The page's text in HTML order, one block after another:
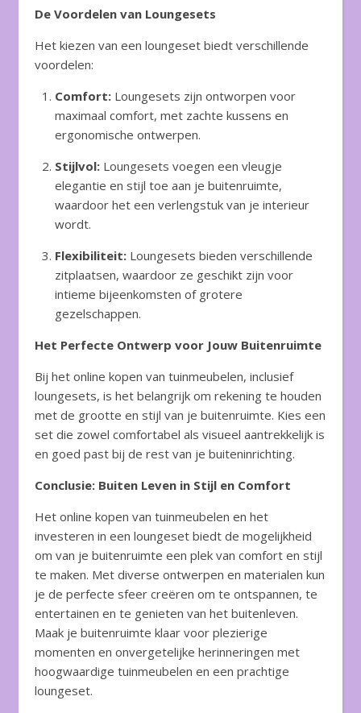
De Voordelen van Loungesets
Het kiezen van een loungeset biedt verschillende
voordelen:
Comfort: Loungesets zijn ontworpen voor
maximaal comfort, met zachte kussens en
ergonomische ontwerpen.
Stijlvol: Loungesets voegen een vleugje
elegantie en stijl toe aan je buitenruimte,
waardoor het een verlengstuk van je interieur
wordt.
Flexibiliteit: Loungesets bieden verschillende
zitplaatsen, waardoor ze geschikt zijn voor
intieme bijeenkomsten of grotere
gezelschappen.
Het Perfecte Ontwerp voor Jouw Buitenruimte
Bij het online kopen van tuinmeubelen, inclusief
loungesets, is het belangrijk om rekening te houden
met de grootte en stijl van je buitenruimte. Kies een
set die zowel comfortabel als visueel aantrekkelijk is
en goed past bij de rest van je buiteninrichting.
Conclusie: Buiten Leven in Stijl en Comfort
Het online kopen van tuinmeubelen en het
investeren in een loungeset biedt de mogelijkheid
om van je buitenruimte een plek van comfort en stijl
te maken. Met diverse ontwerpen en materialen kun
je de perfecte sfeer creëren om te ontspannen, te
entertainen en te genieten van het buitenleven.
Maak je buitenruimte klaar voor plezierige
momenten en onvergetelijke herinneringen met
hoogwaardige tuinmeubelen en een prachtige
loungeset.